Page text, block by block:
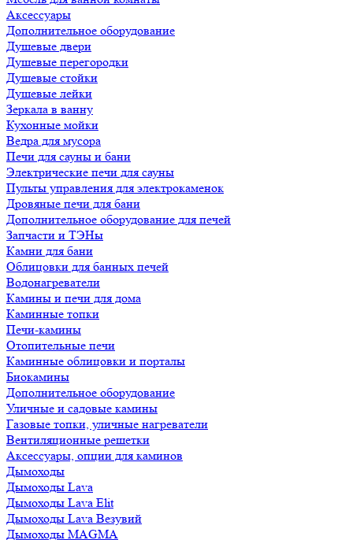
Аксессуары
Дополнительное оборудование
Душевые двери
Душевые перегородки
Душевые стойки
Душевые лейки
Зеркала в ванну
Кухонные мойки
Ведра для мусора
Печи для сауны и бани
Электрические печи для сауны
Пульты управления для электрокаменок
Дровяные печи для бани
Дополнительное оборудование для печей
Запчасти и ТЭНы
Камни для бани
Облицовки для банных печей
Водонагреватели
Камины и печи для дома
Каминные топки
Печи-камины
Отопительные печи
Каминные облицовки и порталы
Биокамины
Дополнительное оборудование
Уличные и садовые камины
Газовые топки, уличные нагреватели
Вентиляционные решетки
Аксессуары, опции для каминов
Дымоходы
Дымоходы Lava
Дымоходы Lava Elit
Дымоходы Lava Везувий
Дымоходы MAGMA